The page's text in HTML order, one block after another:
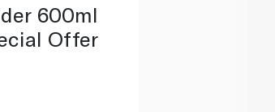
600ml
Offer